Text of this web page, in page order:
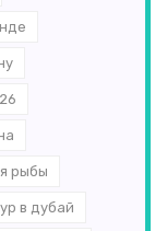
рыбы
в дубай